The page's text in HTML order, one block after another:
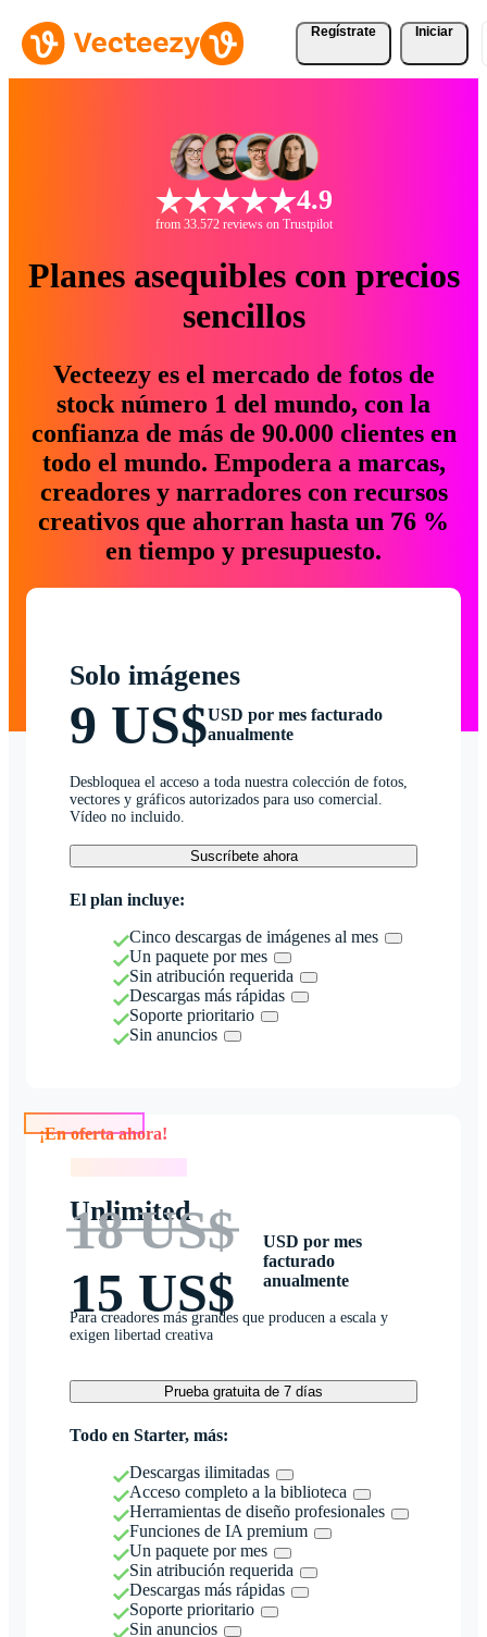
Regístrate Iniciar
4.9
from 33.572 reviews on Trustpilot
Planes asequibles con precios
sencillos
Vecteezy es el mercado de fotos de
stock número 1 del mundo, con la
confianza de más de 90.000 clientes en
todo el mundo. Empodera a marcas,
creadores y narradores con recursos
creativos que ahorran hasta un 76 %
en tiempo y presupuesto.
Solo imágenes
9 US$USD por mes facturado
anualmente
Desbloquea el acceso a toda nuestra colección de fotos,
vectores y gráficos autorizados para uso comercial.
Vídeo no incluido.
Suscríbete ahora
El plan incluye:
Cinco descargas de imágenes al mes
Un paquete por mes
Sin atribución requerida
Descargas más rápidas
Soporte prioritario
Sin anuncios
Unlimited
18 US$
15 US$
USD por mes
facturado
anualmente
Para creadores más grandes que producen a escala y
exigen libertad creativa
Prueba gratuita de 7 días
Todo en Starter, más:
Descargas ilimitadas
Acceso completo a la biblioteca
Herramientas de diseño profesionales
Funciones de IA premium
Un paquete por mes
Sin atribución requerida
Descargas más rápidas
Soporte prioritario
Sin anuncios